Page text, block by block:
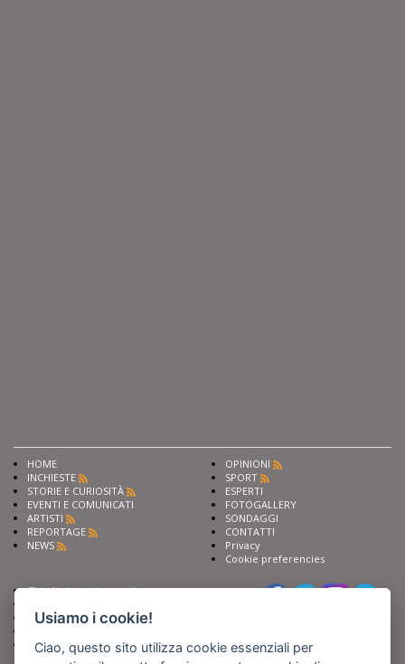
HOME
INCHIESTE
STORIE E CURIOSITÀ
EVENTI E COMUNICATI
ARTISTI
REPORTAGE
NEWS
OPINIONI
SPORT
ESPERTI
FOTOGALLERY
SONDAGGI
CONTATTI
Privacy
Cookie preferencies
Chiedi ai nostri esperti
Fai pubblicità con noi
Iscriviti al nostro corso di
giornalismo
Usiamo i cookie!
Ciao, questo sito utilizza cookie essenziali per